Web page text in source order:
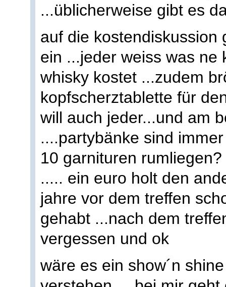
...üblicherweise gibt es
auf die kostendiskussion
ein ...jeder weiss was ne
whisky kostet ...zudem
kopfscherztablette für
will auch jeder...und am
....partybänke sind
10 garnituren
..... ein euro holt den
jahre vor dem treffen
gehabt ...nach dem
vergessen und ok
wäre es ein show´n